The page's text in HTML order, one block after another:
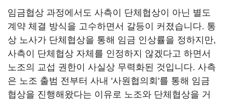
임금협상 과정에서도 사측이 단체협상이 아닌 별도
계약 체결 방식을 고수하면서 갈등이 커졌습니다. 통
상 노사가 단체협상을 통해 임금 인상률을 정하지만,
사측이 단체협상 자체를 인정하지 않겠다고 하면서
노조의 교섭 권한이 사실상 무력화된 것입니다. 사측
은 노조 출범 전부터 사내 '사원협의회'를 통해 임금
협상을 진행해왔다는 이유로 노조와 단체협상을 거